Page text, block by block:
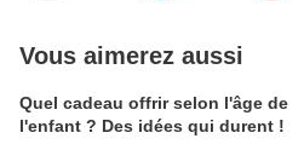
Vous aimerez aussi
Quel cadeau offrir selon l'âge de
l'enfant ? Des idées qui durent !